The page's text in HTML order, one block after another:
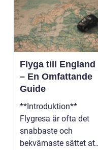
Flyga till England
– En Omfattande
Guide
**Introduktion**
Flygresa är ofta det
snabbaste och
bekvämaste sättet att